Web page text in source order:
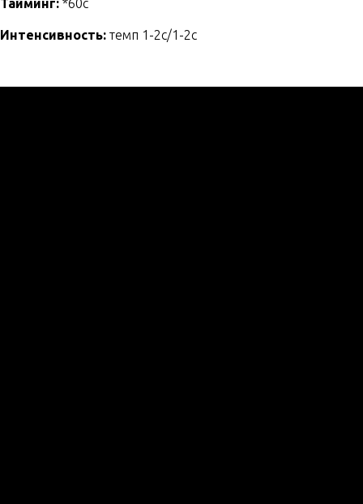
Тайминг: *60с
Интенсивность: темп 1-2с/1-2с